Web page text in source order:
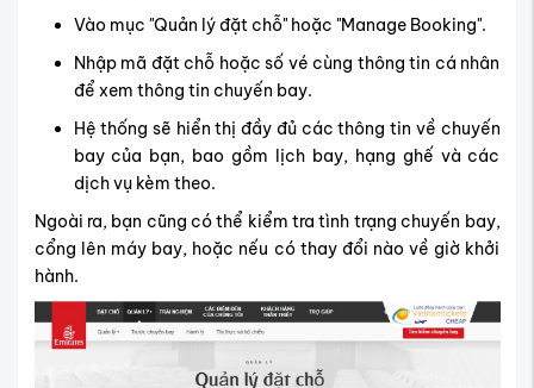
Vào mục "Quản lý đặt chỗ" hoặc "Manage Booking".
Nhập mã đặt chỗ hoặc số vé cùng thông tin cá nhân
để xem thông tin chuyến bay.
Hệ thống sẽ hiển thị đầy đủ các thông tin về chuyến
bay của bạn, bao gồm lịch bay, hạng ghế và các
dịch vụ kèm theo.
Ngoài ra, bạn cũng có thể kiểm tra tình trạng chuyến bay,
cổng lên máy bay, hoặc nếu có thay đổi nào về giờ khởi
hành.